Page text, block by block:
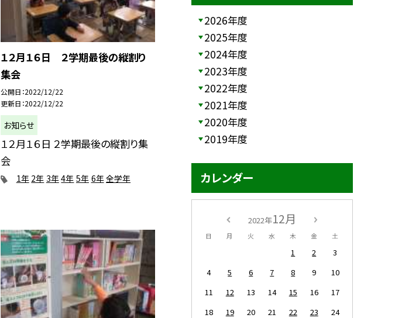
１２月１６日 ２学期最後の縦割り
集会
公開日 2022/12/22
更新日 2022/12/22
お知らせ
１２月１６日 ２学期最後の縦割り集
会
1年 2年 3年4年 5年 6年全学年
2026年度
2025年度
2024年度
2023年度
2022年度
2021年度
2020年度
2019年度
カレンダー
2022年12月
日 月 火 水 木 金 土
1 2
3
4
5 6 7 8 9
10
11
12 13 14 15 16
17
18
19 20 21 22 23
24